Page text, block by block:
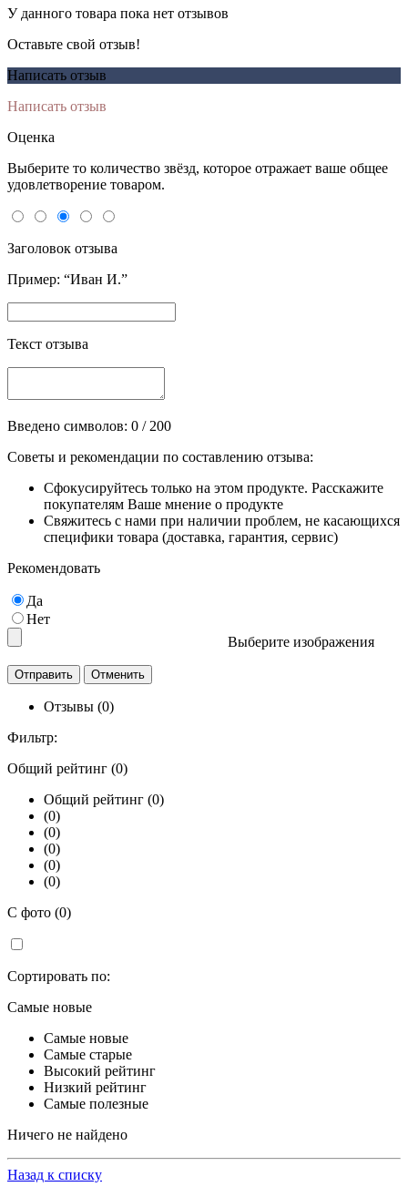
У данного товара пока нет отзывов
Оставьте свой отзыв!
Написать отзыв
Написать отзыв
Оценка
Выберите то количество звёзд, которое отражает ваше общее
удовлетворение товаром.
Заголовок отзыва
Пример: “Иван И.”
Текст отзыва
Введено символов: 0 / 200
Советы и рекомендации по составлению отзыва:
Сфокусируйтесь только на этом продукте. Расскажите
покупателям Ваше мнение о продукте
Свяжитесь с нами при наличии проблем, не касающихся
специфики товара (доставка, гарантия, сервис)
Рекомендовать
Да
Нет
Выберите изображения
Отзывы (0)
Фильтр:
Общий рейтинг (0)
Общий рейтинг (0)
(0)
(0)
(0)
(0)
(0)
С фото (0)
Сортировать по:
Самые новые
Самые новые
Самые старые
Высокий рейтинг
Низкий рейтинг
Самые полезные
Ничего не найдено
Назад к списку